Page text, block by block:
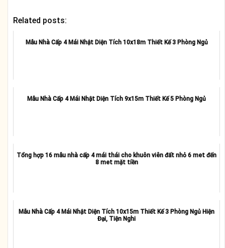
Related posts:
Mẫu Nhà Cấp 4 Mái Nhật Diện Tích 10x18m Thiết Kế 3 Phòng Ngủ
Mẫu Nhà Cấp 4 Mái Nhật Diện Tích 9x15m Thiết Kế 5 Phòng Ngủ
Tổng hợp 16 mẫu nhà cấp 4 mái thái cho khuôn viên đất nhỏ 6 met đến
8 met mặt tiền
Mẫu Nhà Cấp 4 Mái Nhật Diện Tích 10x15m Thiết Kế 3 Phòng Ngủ Hiện
Đại, Tiện Nghi